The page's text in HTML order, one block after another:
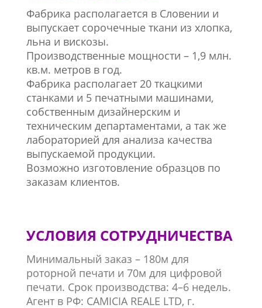
Фабрика располагается в Словении и
выпускает сорочечные ткани из хлопка,
льна и вискозы.
Производственные мощности – 1,9 млн.
кв.м. метров в год.
Фабрика располагает 20 ткацкими
станками и 5 печатными машинами,
собственным дизайнерским и
техническим департаментами, а так же
лабораторией для анализа качества
выпускаемой продукции.
Возможно изготовление образцов по
заказам клиентов.
УСЛОВИЯ СОТРУДНИЧЕСТВА
Минимальный заказ – 180м для
роторной печати и 70м для цифровой
печати. Срок производства: 4–6 недель.
Агент в РФ: CAMICIA REALE LTD, г.